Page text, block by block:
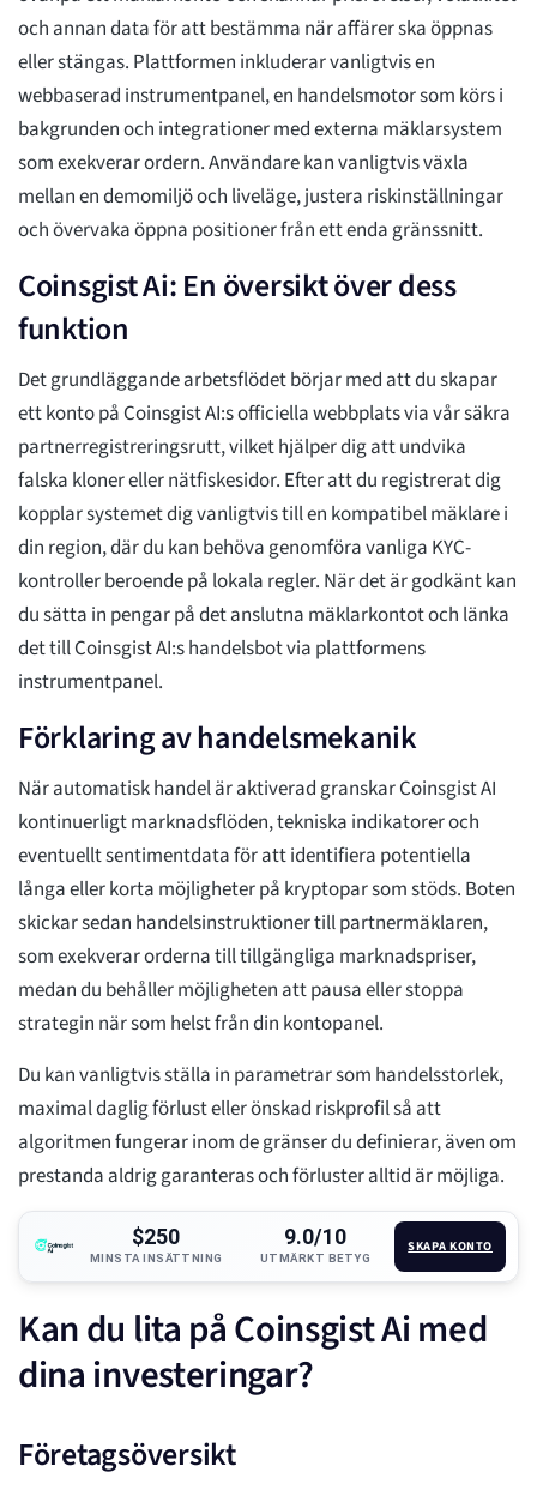
och annan data för att bestämma när affärer ska öppnas
eller stängas. Plattformen inkluderar vanligtvis en
webbaserad instrumentpanel, en handelsmotor som körs i
bakgrunden och integrationer med externa mäklarsystem
som exekverar ordern. Användare kan vanligtvis växla
mellan en demomiljö och liveläge, justera riskinställningar
och övervaka öppna positioner från ett enda gränssnitt.
Coinsgist Ai: En översikt över dess
funktion
Det grundläggande arbetsflödet börjar med att du skapar
ett konto på Coinsgist AI:s officiella webbplats via vår säkra
partnerregistreringsrutt, vilket hjälper dig att undvika
falska kloner eller nätfiskesidor. Efter att du registrerat dig
kopplar systemet dig vanligtvis till en kompatibel mäklare i
din region, där du kan behöva genomföra vanliga KYC-
kontroller beroende på lokala regler. När det är godkänt kan
du sätta in pengar på det anslutna mäklarkontot och länka
det till Coinsgist AI:s handelsbot via plattformens
instrumentpanel.
Förklaring av handelsmekanik
När automatisk handel är aktiverad granskar Coinsgist AI
kontinuerligt marknadsflöden, tekniska indikatorer och
eventuellt sentimentdata för att identifiera potentiella
långa eller korta möjligheter på kryptopar som stöds. Boten
skickar sedan handelsinstruktioner till partnermäklaren,
som exekverar orderna till tillgängliga marknadspriser,
medan du behåller möjligheten att pausa eller stoppa
strategin när som helst från din kontopanel.
Du kan vanligtvis ställa in parametrar som handelsstorlek,
maximal daglig förlust eller önskad riskprofil så att
algoritmen fungerar inom de gränser du definierar, även om
prestanda aldrig garanteras och förluster alltid är möjliga.
$250
MINSTA INSÄTTNING
9.0/10
UTMÄRKT BETYG
SKAPA KONTO
Kan du lita på Coinsgist Ai med
dina investeringar?
Företagsöversikt